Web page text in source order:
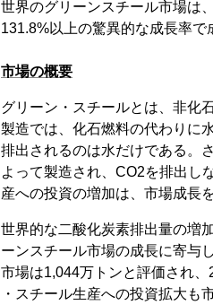
世界のグリーンスチール市場は
131.8%以上の驚異的な成長率で
市場の概要
グリーン・スチールとは、非化
製造では、化石燃料の代わりに
排出されるのは水だけである。
よって製造され、CO2を排出し
産への投資の増加は、市場成長
世界的な二酸化炭素排出量の増
ーンスチール市場の成長に寄与
市場は1,044万トンと評価され
・スチール生産への投資拡大